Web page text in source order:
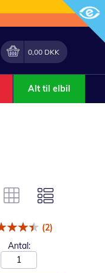
Min indkøbskurv
0,00 DKK
Alt til elbil
(2)
Antal: